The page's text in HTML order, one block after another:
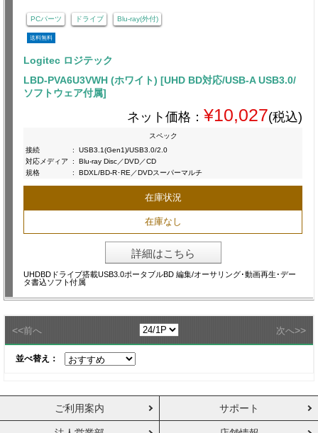
PCパーツ ドライブ Blu-ray(外付)
送料無料
Logitec ロジテック
LBD-PVA6U3VWH (ホワイト) [UHD BD対応/USB-A USB3.0/
ソフトウェア付属]
ネット価格： ¥10,027(税込)
スペック
接続
:
USB3.1(Gen1)/USB3.0/2.0
対応メディア
:
Blu-ray Disc／DVD／CD
規格
: BDXL/BD-R･RE／DVDスーパーマルチ
在庫状況
在庫なし
詳細はこちら
UHDBDドライブ搭載USB3.0ポータブルBD 編集/オーサリング･動画再生･デー
タ書込ソフト付属
<<前へ 次へ>>
並べ替え：
ご利用案内 サポート